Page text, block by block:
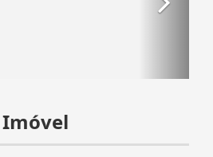
Imóvel